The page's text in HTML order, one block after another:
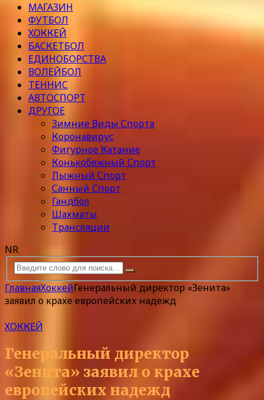
МАГАЗИН
ФУТБОЛ
ХОККЕЙ
БАСКЕТБОЛ
ЕДИНОБОРСТВА
ВОЛЕЙБОЛ
ТЕННИС
АВТОСПОРТ
ДРУГОЕ
Зимние Виды Спорта
Коронавирус
Фигурное Катание
Конькобежный Спорт
Лыжный Спорт
Санный Спорт
Гандбол
Шахматы
Трансляции
NR
ГлавнаяХоккейГенеральный директор «Зенита»
заявил о крахе европейских надежд
ХОККЕЙ
Генеральный директор
«Зенита» заявил о крахе
европейских надежд